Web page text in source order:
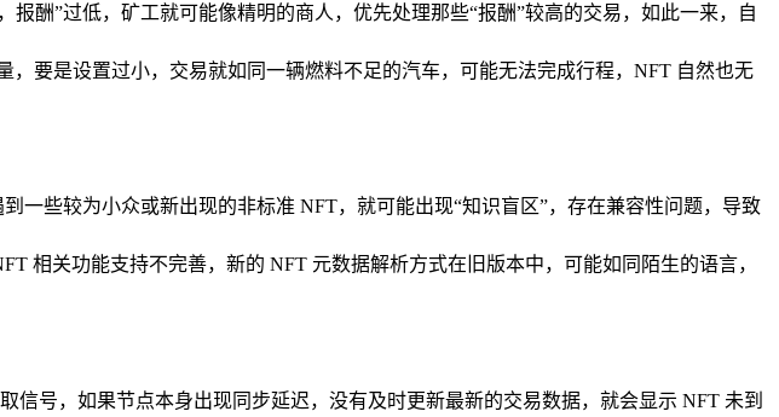
报酬”过低，矿工就可能像精明的商人，优先处理那些“报酬”较高的交易，如此一来，自
，要是设置过小，交易就如同一辆燃料不足的汽车，可能无法完成行程，NFT 自然也无
一些较为小众或新出现的非标准 NFT，就可能出现“知识盲区”，存在兼容性问题，导致
相关功能支持不完善，新的 NFT 元数据解析方式在旧版本中，可能如同陌生的语言，
信号，如果节点本身出现同步延迟，没有及时更新最新的交易数据，就会显示 NFT 未到